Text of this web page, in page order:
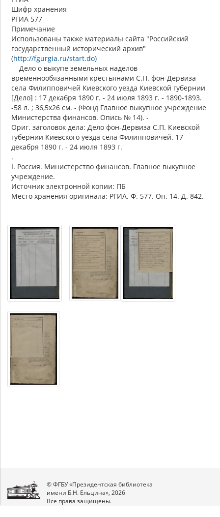
Шифр хранения
РГИА 577
Примечание
Использованы также материалы сайта "Российский
государственный исторический архив"
(http://fgurgia.ru/start.do)
Дело о выкупе земельных наделов
временнообязанными крестьянами С.П. фон-Дервиза
села Филипповичей Киевского уезда Киевской губернии
[Дело] : 17 декабря 1890 г. - 24 июля 1893 г. - 1890-1893.
-58 л. ; 36,5х26 см. - (Фонд Главное выкупное учреждение
Министерства финансов. Опись № 14). -
Ориг. заголовок дела: Дело фон-Дервиза С.П. Киевской
губернии Киевского уезда села Филипповичей. 17
декабря 1890 г. - 24 июля 1893 г.
.
I. Россия. Министерство финансов. Главное выкупное
учреждение.
Источник электронной копии: ПБ
Место хранения оригинала: РГИА. Ф. 577. Оп. 14. Д. 842.
© ФГБУ «Президентская библиотека
имени Б.Н. Ельцина», 2026
Все права защищены.